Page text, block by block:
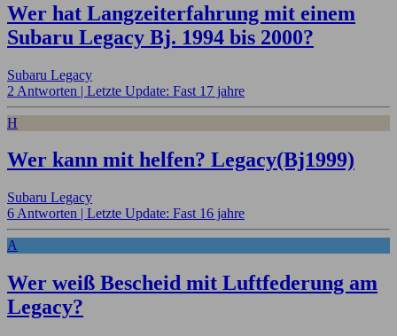
Wer hat Langzeiterfahrung mit einem
Subaru Legacy Bj. 1994 bis 2000?
Subaru Legacy
2 Antworten | Letzte Update: Fast 17 jahre
H
Wer kann mit helfen? Legacy(Bj1999)
Subaru Legacy
6 Antworten | Letzte Update: Fast 16 jahre
A
Wer weiß Bescheid mit Luftfederung am
Legacy?